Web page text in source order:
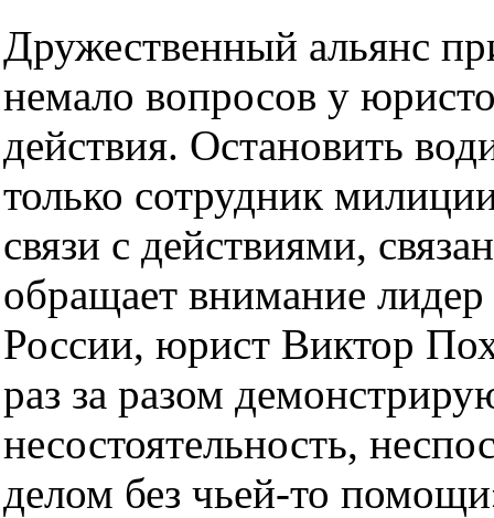
Дружественный альянс
немало вопросов у
действия. Остановить
только сотрудник
связи с действиями,
обращает внимание
России, юрист Виктор
раз за разом
несостоятельность,
делом без чьей-то